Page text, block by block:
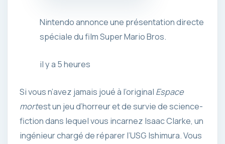
Nintendo annonce une présentation directe
spéciale du film Super Mario Bros.
il y a 5 heures
Si vous n’avez jamais joué à l’original Espace
mortest un jeu d’horreur et de survie de science-
fiction dans lequel vous incarnez Isaac Clarke, un
ingénieur chargé de réparer l’USG Ishimura. Vous